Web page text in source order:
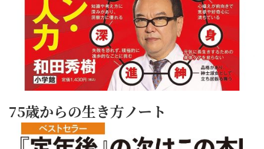
75歳からの生き方ノート